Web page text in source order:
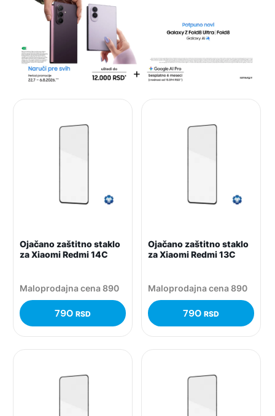
Ojačano zaštitno staklo
za Xiaomi Redmi 14C
Maloprodajna cena 890
790 RSD
Ojačano zaštitno staklo
za Xiaomi Redmi 13C
Maloprodajna cena 890
790 RSD